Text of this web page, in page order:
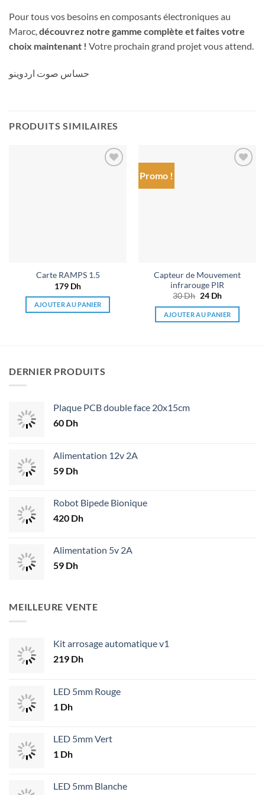
Pour tous vos besoins en composants électroniques au
Maroc,découvrez notre gamme complète et faites votre
choix maintenant ! Votre prochain grand projet vous attend.
حساس صوت اردوينو
PRODUITS SIMILAIRES
Carte RAMPS 1.5
179 Dh
AJOUTER AU PANIER
Promo !
Capteur de Mouvement
infrarouge PIR
30Dh Le
initial
était :
24 DhLe
actuel
est :
AJOUTER AU PANIER
DERNIER PRODUITS
Plaque PCB double face 20x15cm
60 Dh
Alimentation 12v 2A
59 Dh
Robot Bipede Bionique
420 Dh
Alimentation 5v 2A
59 Dh
MEILLEURE VENTE
Kit arrosage automatique v1
219 Dh
LED 5mm Rouge
1 Dh
LED 5mm Vert
1 Dh
LED 5mm Blanche